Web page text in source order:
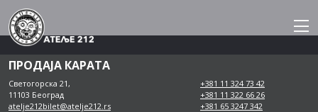
Skip
to
content
ПРОДАЈА КАРАТА
Светогорска 21,
11103 Београд
atelje212bilet@atelje212.rs
+381 11 324 73 42
+381 11 322 66 26
+381 65 3247 342